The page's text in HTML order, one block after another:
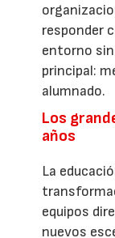
responder
entorno
principal:
alumnado.
Los
años
La
equipos
nuevos